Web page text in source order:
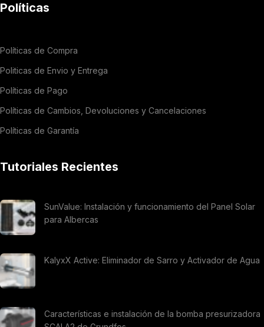
Políticas
Políticas de Compra
Politicas de Envio y Entrega
Políticas de Pago
Políticas de Cambios, Devoluciones y Cancelaciones
Políticas de Garantía
Tutoriales Recientes
SunValue: Instalación y funcionamiento del Panel Solar
para Albercas
KalyxX Active: Eliminador de Sarro y Activador de Agua
Características e instalación de la bomba presurizadora